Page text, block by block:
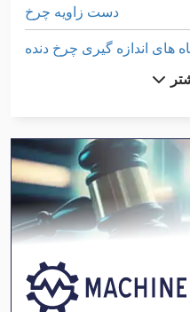
دست زاویه چرخ
های اندازه گیری چرخ دنده
شهاب مته چرخ
فلنج چرخ سنگزنی
قطر چرخ سنگزنی
لودر چرخ او 10